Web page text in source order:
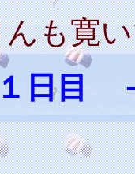
も寛い
日目